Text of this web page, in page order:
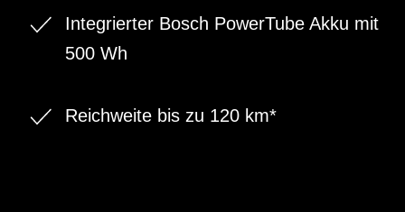
Integrierter Bosch PowerTube Akku mit
500 Wh
Reichweite bis zu 120 km*